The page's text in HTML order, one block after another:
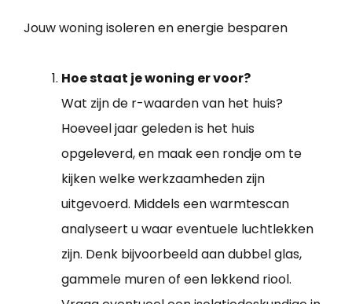
Jouw woning isoleren en energie besparen
Hoe staat je woning er voor?
Wat zijn de r-waarden van het huis?
Hoeveel jaar geleden is het huis
opgeleverd, en maak een rondje om te
kijken welke werkzaamheden zijn
uitgevoerd. Middels een warmtescan
analyseert u waar eventuele luchtlekken
zijn. Denk bijvoorbeeld aan dubbel glas,
gammele muren of een lekkend riool.